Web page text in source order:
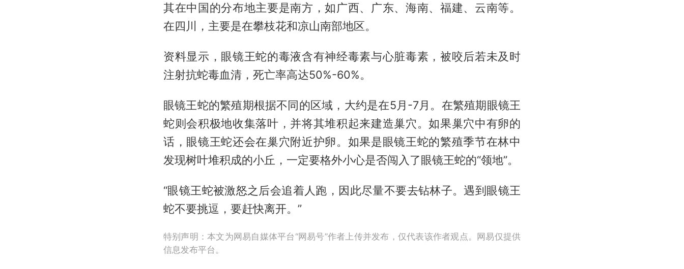
其在中国的分布地主要是南方，如广西、广东、海南、福建、云南等。
在四川，主要是在攀枝花和凉山南部地区。
资料显示，眼镜王蛇的毒液含有神经毒素与心脏毒素，被咬后若未及时
注射抗蛇毒血清，死亡率高达50%-60%。
眼镜王蛇的繁殖期根据不同的区域，大约是在5月-7月。在繁殖期眼镜王
蛇则会积极地收集落叶，并将其堆积起来建造巢穴。如果巢穴中有卵的
话，眼镜王蛇还会在巢穴附近护卵。如果是眼镜王蛇的繁殖季节在林中
发现树叶堆积成的小丘，一定要格外小心是否闯入了眼镜王蛇的“领地”。
“眼镜王蛇被激怒之后会追着人跑，因此尽量不要去钻林子。遇到眼镜王
蛇不要挑逗，要赶快离开。”
特别声明：本文为网易自媒体平台“网易号”作者上传并发布，仅代表该作者观点。网易仅提供
信息发布平台。